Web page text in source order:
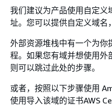
我们建议为产品使用自定义
址。您可以提供自定义域名，
外部资源堆栈中有一个为你
程。如果您有域并想使用外
则可以跳过此处的步骤。
或者，按照以下步骤使用
使用导入该域的证书AWS